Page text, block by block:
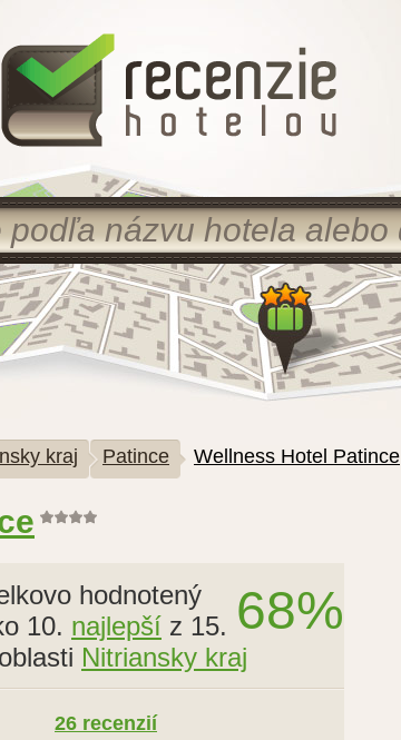
kraj Patince Wellness Hotel Patince
68%
hodnotený
10. najlepší z 15.
Nitriansky kraj
26 recenzií